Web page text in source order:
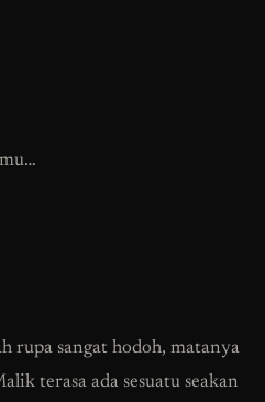
rupa sangat hodoh, matanya
terasa ada sesuatu seakan